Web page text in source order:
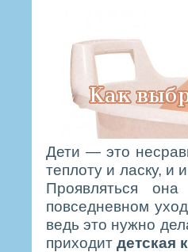
Дети — это
теплоту и ласку, и
Проявляться
повседневном
ведь это нужно
приходит детская